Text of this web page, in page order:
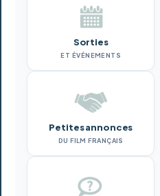
Sorties
ET ÉVÉNEMENTS
Petites annonces
DU FILM FRANÇAIS